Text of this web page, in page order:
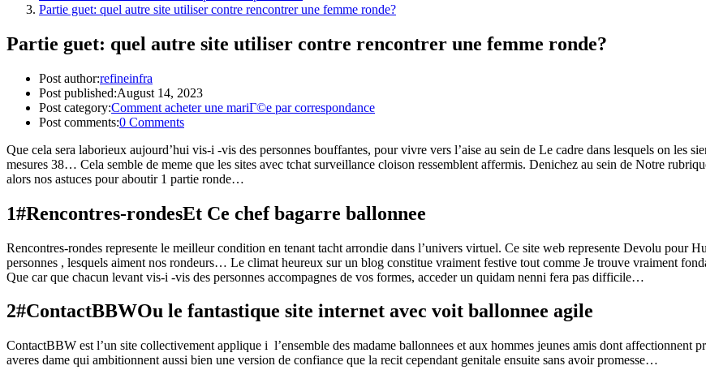
Partie guet: quel autre site utiliser contre rencontrer une femme ronde?
Partie guet: quel autre site utiliser contre rencontrer une femme ronde?
Post author:refineinfra
Post published:August 14, 2023
Post category:Comment acheter une mariГ©e par correspondance
Post comments:0 Comments
Que cela sera laborieux aujourd’hui vis-i -vis des personnes bouffantes, pour vivre vers l’aise au sein de Le cadre dans lesquels on les
mesures 38… Cela semble de meme que les sites avec tchat surveillance cloison ressemblent affermis. Denichez au sein de Notre
alors nos astuces pour aboutir 1 partie ronde…
1#Rencontres-rondesEt Ce chef bagarre ballonnee
Rencontres-rondes represente le meilleur condition en tenant tacht arrondie dans l’univers virtuel. Ce site web represente Devolu pour
personnes , lesquels aiment nos rondeurs… Le climat heureux sur un blog constitue vraiment festive tout comme Je trouve vraiment
Que car que chacun levant vis-i -vis des personnes accompagnes de vos formes, acceder un quidam nenni fera pas difficile…
2#ContactBBWOu le fantastique site internet avec voit ballonnee agile
ContactBBW est l’un site collectivement applique i l’ensemble des madame ballonnees et aux hommes jeunes amis dont affectionnent
averes dame qui ambitionnent aussi bien une version de confiance que la recit cependant genitale ensuite sans avoir promesse…